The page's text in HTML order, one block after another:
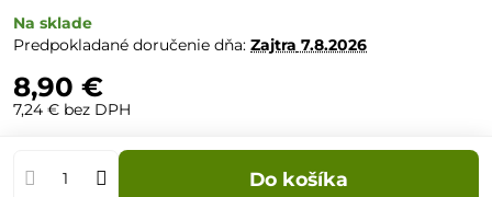
Na sklade
Predpokladané doručenie dňa: Zajtra 7.8.2026
8,90 €
7,24 € bez DPH
Do košíka